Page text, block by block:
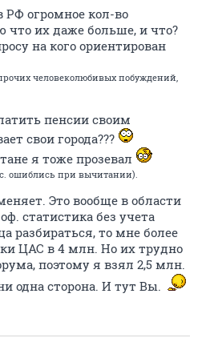
РФ огромное кол-во
что их даже больше, и что?
на кого ориентирован
человеколюбивых побуждений,
пенсии своим
свои города???
я тоже прозевал
ошиблись при вычитании).
Это вообще в области
статистика без учета
разбираться, то мне более
ЦАС в 4 млн. Но их трудно
поэтому я взял 2,5 млн.
одна сторона. И тут Вы.